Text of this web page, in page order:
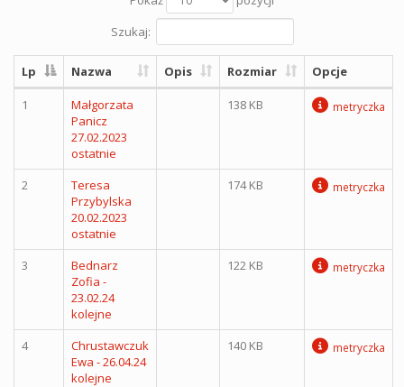
Szukaj:
Lp Nazwa Opis Rozmiar Opcje
1
Małgorzata
Panicz
27.02.2023
ostatnie
138 KB metryczka
2
Teresa
Przybylska
20.02.2023
ostatnie
174 KB metryczka
3
Bednarz
Zofia -
23.02.24
kolejne
122 KB metryczka
4
Chrustawczuk
Ewa - 26.04.24
kolejne
140 KB metryczka